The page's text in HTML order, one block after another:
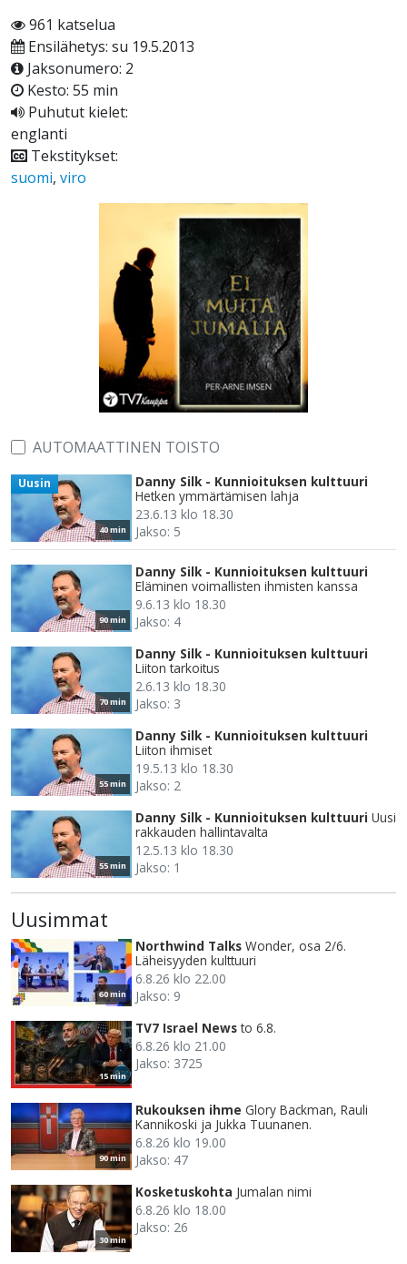
961 katselua
Ensilähetys: su 19.5.2013
Jaksonumero: 2
Kesto: 55 min
Puhutut kielet:
englanti
Tekstitykset:
suomi, viro
AUTOMAATTINEN TOISTO
40 min
Uusin
Danny Silk - Kunnioituksen kulttuuri
Hetken ymmärtämisen lahja
23.6.13 klo 18.30
Jakso: 5
90 min
Danny Silk - Kunnioituksen kulttuuri
Eläminen voimallisten ihmisten kanssa
9.6.13 klo 18.30
Jakso: 4
70 min
Danny Silk - Kunnioituksen kulttuuri
Liiton tarkoitus
2.6.13 klo 18.30
Jakso: 3
55 min
Danny Silk - Kunnioituksen kulttuuri
Liiton ihmiset
19.5.13 klo 18.30
Jakso: 2
55 min
Danny Silk - Kunnioituksen kulttuuri Uusi
rakkauden hallintavalta
12.5.13 klo 18.30
Jakso: 1
Uusimmat
60 min
Northwind Talks Wonder, osa 2/6.
Läheisyyden kulttuuri
6.8.26 klo 22.00
Jakso: 9
15 min
TV7 Israel News to 6.8.
6.8.26 klo 21.00
Jakso: 3725
90 min
Rukouksen ihme Glory Backman, Rauli
Kannikoski ja Jukka Tuunanen.
6.8.26 klo 19.00
Jakso: 47
30 min
Kosketuskohta Jumalan nimi
6.8.26 klo 18.00
Jakso: 26